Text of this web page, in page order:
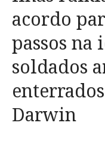
acordo
passos na
soldados
Darwin